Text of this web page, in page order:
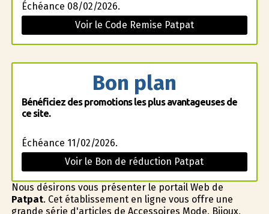
Échéance 08/02/2026.
Voir le Code Remise Patpat
Bon plan
Bénéficiez des promotions les plus avantageuses de
ce site.
Échéance 11/02/2026.
Voir le Bon de réduction Patpat
Nous désirons vous présenter le portail Web de
Patpat. Cet établissement en ligne vous offre une
grande série d'articles de Accessoires Mode, Bijoux,